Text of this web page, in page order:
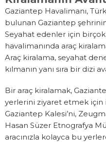
Gaziantep Havalimanı,
bulunan Gaziantep şehrinin
Seyahat edenler için
havalimanında araç
Araç kiralama, seyahat
kılmanın yanı sıra bir dizi
Bir araç kiralamak,
yerlerini ziyaret etmek için
Gaziantep Kalesi’ni,
Hasan Süzer Etnografya
aracınızla kolayca bu